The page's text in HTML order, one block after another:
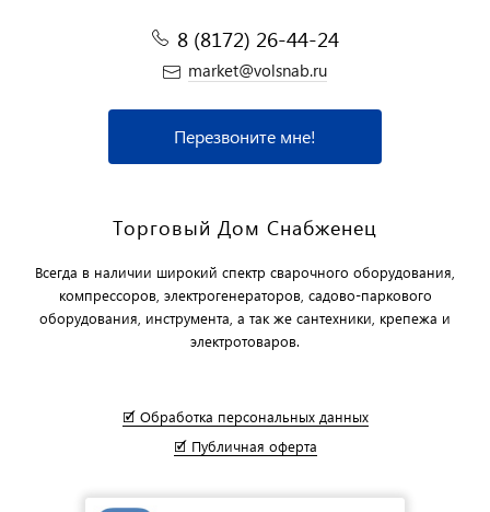
8 (8172) 26-44-24
market@volsnab.ru
Перезвоните мне!
Торговый Дом Снабженец
Всегда в наличии широкий спектр сварочного оборудования,
компрессоров, электрогенераторов, садово-паркового
оборудования, инструмента, а так же сантехники, крепежа и
электротоваров.
🗹 Обработка персональных данных
🗹 Публичная оферта